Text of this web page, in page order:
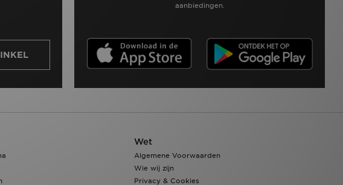
aanbiedingen.
Wet
Algemene Voorwaarden
Wie wij zijn
Privacy & Cookies